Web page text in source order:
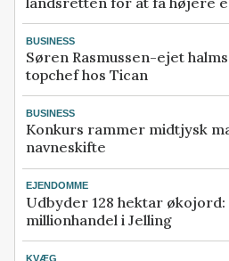
BUSINESS
Søren Rasmussen-ejet
topchef hos Tican
BUSINESS
Konkurs rammer midtjysk
navneskifte
EJENDOMME
Udbyder 128 hektar
millionhandel i Jelling
KVÆG